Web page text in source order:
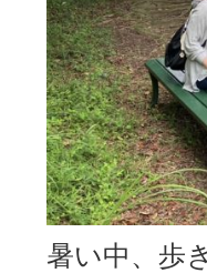
暑い中、歩